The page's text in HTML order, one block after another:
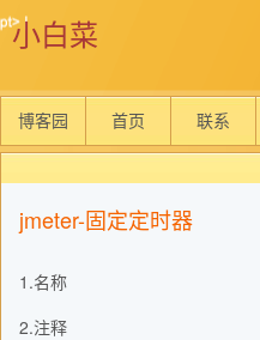
小白菜
博客园 首页 联系
jmeter-固定定时器
1.名称
2.注释